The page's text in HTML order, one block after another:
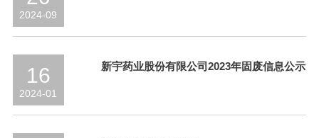
2024-09
16
2024-01
新宇药业股份有限公司2023年固废信息公示